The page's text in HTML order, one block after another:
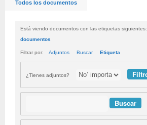
Todos los documentos
Está viendo documentos con las etiquetas siguientes:
documentos
Filtrar por: Adjuntos Buscar Etiqueta
¿Tienes adjuntos?